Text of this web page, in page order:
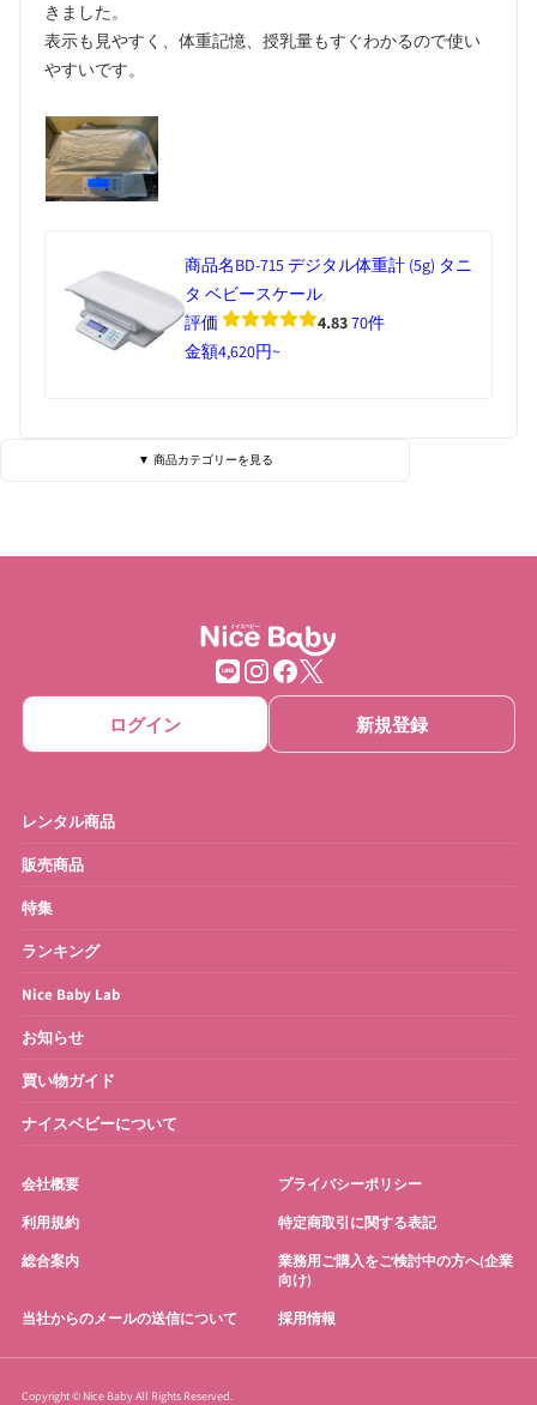
きました。
表示も見やすく、体重記憶、授乳量もすぐわかるので使い
やすいです。
商品名BD-715 デジタル体重計 (5g) タニ
タ ベビースケール
評価
4.8370件
金額4,620円~
▼ 商品カテゴリーを見る
抱っこひも
ベビーサークル
ベビーバス
お宮参り・お祝い衣装
ログイン 新規登録
レンタル商品
販売商品
特集
ランキング
Nice Baby Lab
お知らせ
買い物ガイド
ナイスベビーについて
会社概要 プライバシーポリシー
利用規約 特定商取引に関する表記
総合案内
業務用ご購入をご検討中の方へ(企業
向け)
当社からのメールの送信について 採用情報
Copyright © Nice Baby All Rights Reserved.